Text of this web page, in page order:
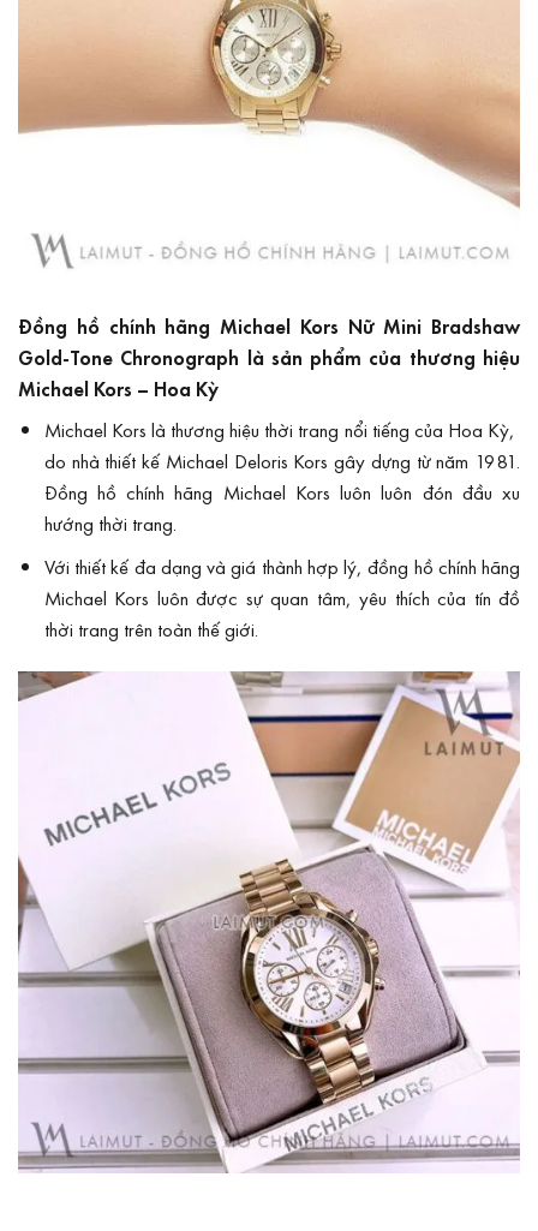
Đồng hồ chính hãng Michael Kors Nữ Mini Bradshaw
Gold-Tone Chronograph là sản phẩm của thương hiệu
Michael Kors – Hoa Kỳ
Michael Kors là thương hiệu thời trang nổi tiếng của Hoa Kỳ,
do nhà thiết kế Michael Deloris Kors gây dựng từ năm 1981.
Đồng hồ chính hãng Michael Kors luôn luôn đón đầu xu
hướng thời trang.
Với thiết kế đa dạng và giá thành hợp lý, đồng hồ chính hãng
Michael Kors luôn được sự quan tâm, yêu thích của tín đồ
thời trang trên toàn thế giới.